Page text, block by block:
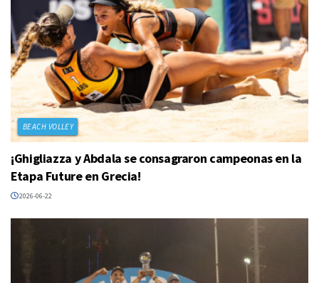
BEACH VOLLEY
¡Ghigliazza y Abdala se consagraron campeonas en la
Etapa Future en Grecia!
2026-06-22